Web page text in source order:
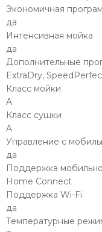
Экономичная
да
Интенсивная мойка
да
Дополнительные
ExtraDry,
Класс мойки
A
Класс сушки
A
Управление c
да
Поддержка
Home Connect
Поддержка Wi-Fi
да
Температурные